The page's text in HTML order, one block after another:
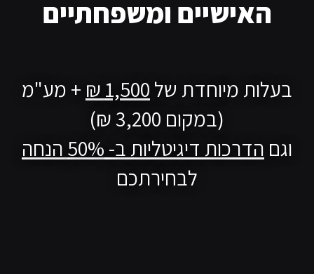
האישיים ומשפחתיים
בעלות מיוחדת של 1,500 ₪
+ מע"מ
(במקום 3,200 ₪)
וגם הדרכות דיגיטליות ב- 50% הנחה
לבחירתכם